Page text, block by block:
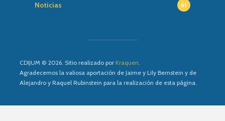
Noticias 61
CDIJUM © 2026. Sitio realizado por Kraquen.
Agradecemos la valiosa aportación de Jaime y Lily Bernstein y de
Alejandro y Raquel Rubinstein para la realización de esta página.